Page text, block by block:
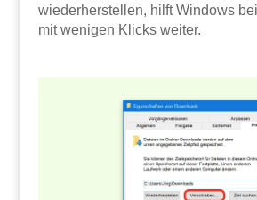
wiederherstellen, hilft Windows
mit wenigen Klicks weiter.